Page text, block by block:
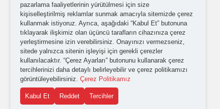
Kişisel verilerimin işlenmesine yönelikaydınlatma ve
açık rıza metni'ni okudum, onaylıyorum.
Gönder
pazarlama faaliyetlerinin yürütülmesi için size
kişiselleştirilmiş reklamlar sunmak amacıyla sitemizde çerez
kullanmak istiyoruz. Ayrıca, aşağıdaki “Kabul Et” butonuna
tıklayarak ilişkimiz olan üçüncü tarafların cihazınıza çerez
yerleştirmesine izin verebilirsiniz. Onayınızı vermezseniz,
sitede yalnızca sitenin işleyişi için gerekli çerezler
kullanılacaktır. “Çerez Ayarları” butonunu kullanarak çerez
tercihlerinizi daha detaylı belirleyebilir ve çerez politikamızı
görüntüleyebilirsiniz. Çerez Politikamız
Kabul Et Reddet Tercihler